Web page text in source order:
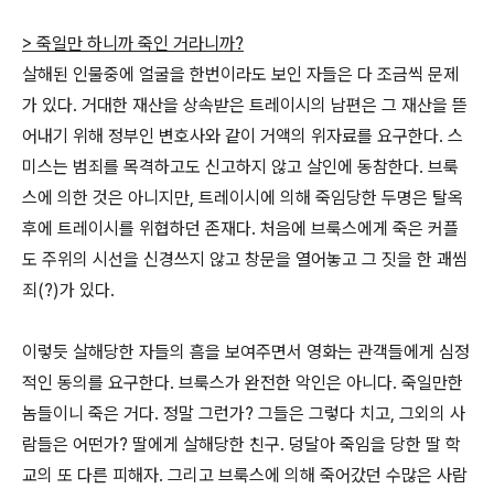
> 죽일만 하니까 죽인 거라니까?
살해된 인물중에 얼굴을 한번이라도 보인 자들은 다 조금씩 문제
가 있다. 거대한 재산을 상속받은 트레이시의 남편은 그 재산을 뜯
어내기 위해 정부인 변호사와 같이 거액의 위자료를 요구한다. 스
미스는 범죄를 목격하고도 신고하지 않고 살인에 동참한다. 브룩
스에 의한 것은 아니지만, 트레이시에 의해 죽임당한 두명은 탈옥
후에 트레이시를 위협하던 존재다. 처음에 브룩스에게 죽은 커플
도 주위의 시선을 신경쓰지 않고 창문을 열어놓고 그 짓을 한 괘씸
죄(?)가 있다.
이렇듯 살해당한 자들의 흠을 보여주면서 영화는 관객들에게 심정
적인 동의를 요구한다. 브룩스가 완전한 악인은 아니다. 죽일만한
놈들이니 죽은 거다. 정말 그런가? 그들은 그렇다 치고, 그외의 사
람들은 어떤가? 딸에게 살해당한 친구. 덩달아 죽임을 당한 딸 학
교의 또 다른 피해자. 그리고 브룩스에 의해 죽어갔던 수많은 사람